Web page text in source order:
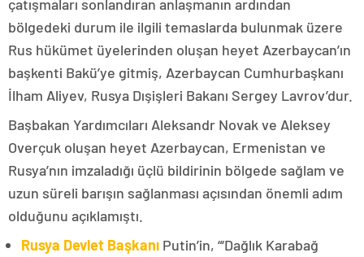
çatışmaları sonlandıran anlaşmanın ardından
bölgedeki durum ile ilgili temaslarda bulunmak üzere
Rus hükümet üyelerinden oluşan heyet Azerbaycan’ın
başkenti Bakü’ye gitmiş, Azerbaycan Cumhurbaşkanı
İlham Aliyev, Rusya Dışişleri Bakanı Sergey Lavrov’dur.
Başbakan Yardımcıları Aleksandr Novak ve Aleksey
Overçuk oluşan heyet Azerbaycan, Ermenistan ve
Rusya’nın imzaladığı üçlü bildirinin bölgede sağlam ve
uzun süreli barışın sağlanması açısından önemli adım
olduğunu açıklamıştı.
Rusya Devlet Başkanı Putin’in, “‘Dağlık Karabağ